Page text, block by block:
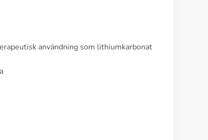
användning som lithiumkarbonat